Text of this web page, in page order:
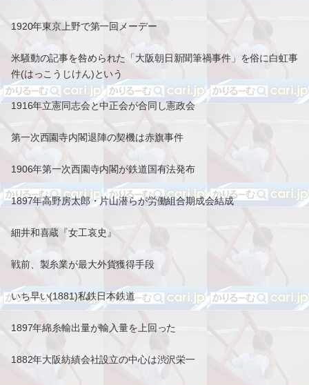
1920年東京上野で第一回メーデー
米騒動の記事を咎められた「大阪朝日新聞筆禍事件」を俗に白虹事
件(はっこうじけん)という
1916年立憲同志会と中正会が合同し憲政会
第一次西園寺内閣退陣の契機は赤旗事件
1906年第一次西園寺内閣が鉄道国有法発布
1897年高野房太郎・片山潜らが労働組合期成会結成
細井和喜蔵『女工哀史』
戦前、製糸業が最大外貨獲得手段
いち早い(1881)私鉄日本鉄道
1897年綿糸輸出量が輸入量を上回った
1882年大阪紡績会社設立の中心は渋沢栄一